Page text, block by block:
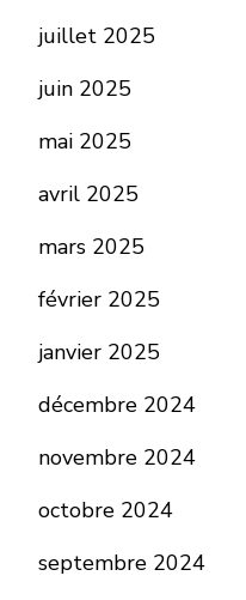
juillet 2025
juin 2025
mai 2025
avril 2025
mars 2025
février 2025
janvier 2025
décembre 2024
novembre 2024
octobre 2024
septembre 2024